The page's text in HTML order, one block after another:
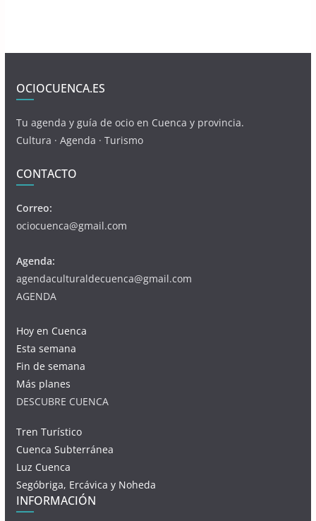
OCIOCUENCA.ES
Tu agenda y guía de ocio en Cuenca y provincia.
Cultura · Agenda · Turismo
CONTACTO
Correo:
ociocuenca@gmail.com
Agenda:
agendaculturaldecuenca@gmail.com
AGENDA
Hoy en Cuenca
Esta semana
Fin de semana
Más planes
DESCUBRE CUENCA
Tren Turístico
Cuenca Subterránea
Luz Cuenca
Segóbriga, Ercávica y Noheda
INFORMACIÓN